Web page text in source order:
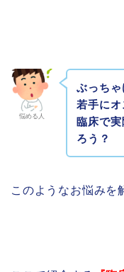
悩める人
ぶっちゃ
若手に
臨床で
ろう？
このようなお悩みを